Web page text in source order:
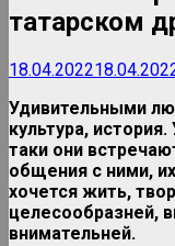
татарском
18.04.2022
Удивительными
культура,
таки они
общения с ними,
хочется жить,
целесообразней,
внимательней.